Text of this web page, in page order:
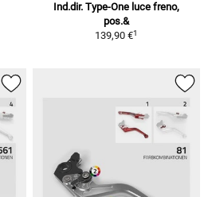
Ind.dir. Type-One luce freno,
pos.&
139,90 €1